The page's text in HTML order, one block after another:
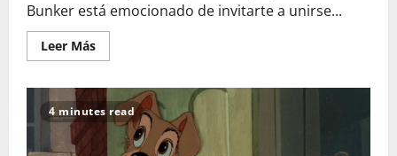
Bunker está emocionado de invitarte a unirse...
Leer MásLeer
más
la
fuerza
acompañe
4 minutes read